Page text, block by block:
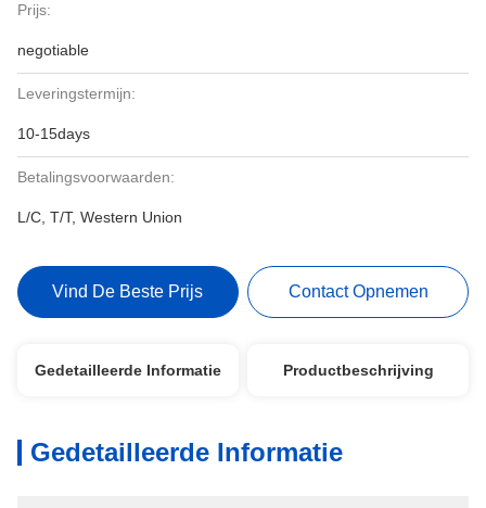
Prijs:
negotiable
Leveringstermijn:
10-15days
Betalingsvoorwaarden:
L/C, T/T, Western Union
Vind De Beste Prijs Contact Opnemen
Gedetailleerde Informatie Productbeschrijving
Gedetailleerde Informatie